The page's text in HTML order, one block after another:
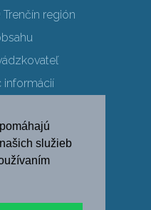
služieb
región
informácií
údajov
DE
PL